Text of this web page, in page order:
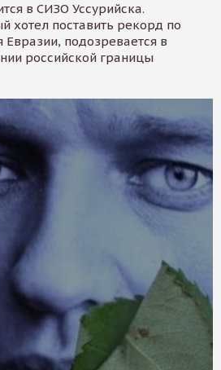
в СИЗО Уссурийска.
хотел поставить рекорд по
Евразии, подозревается в
российской границы